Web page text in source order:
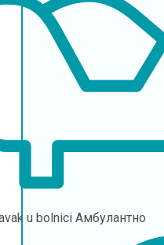
u bolnici Амбулантно